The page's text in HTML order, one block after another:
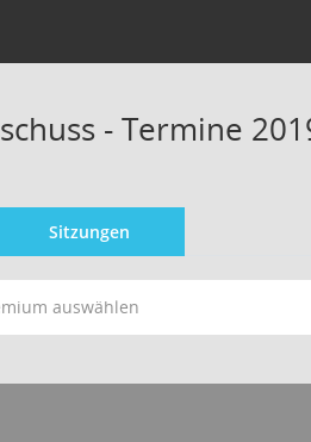
- Termine
Sitzungen
auswählen